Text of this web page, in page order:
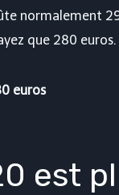
normalement
que 280 euros.
euros
est